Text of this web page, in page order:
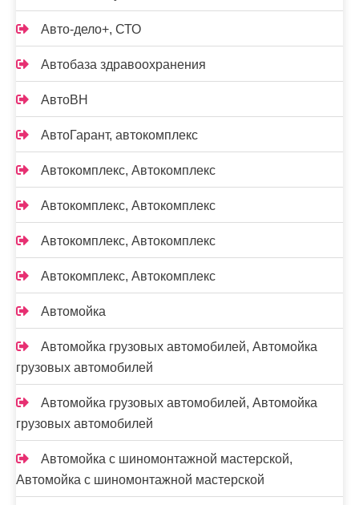
Авто-дело+, СТО
Автобаза здравоохранения
АвтоВН
АвтоГарант, автокомплекс
Автокомплекс, Автокомплекс
Автокомплекс, Автокомплекс
Автокомплекс, Автокомплекс
Автокомплекс, Автокомплекс
Автомойка
Автомойка грузовых автомобилей, Автомойка
грузовых автомобилей
Автомойка грузовых автомобилей, Автомойка
грузовых автомобилей
Автомойка с шиномонтажной мастерской,
Автомойка с шиномонтажной мастерской